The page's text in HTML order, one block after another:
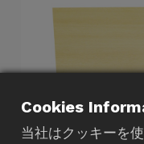
Cookies
当社はクッキーを